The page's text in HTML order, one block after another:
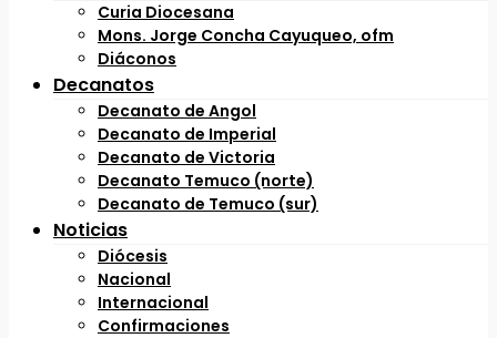
Curia Diocesana
Mons. Jorge Concha Cayuqueo, ofm
Diáconos
Decanatos
Decanato de Angol
Decanato de Imperial
Decanato de Victoria
Decanato Temuco (norte)
Decanato de Temuco (sur)
Noticias
Diócesis
Nacional
Internacional
Confirmaciones